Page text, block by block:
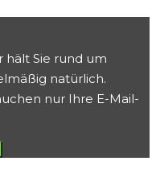
hält Sie rund um
natürlich.
nur Ihre E-Mail-